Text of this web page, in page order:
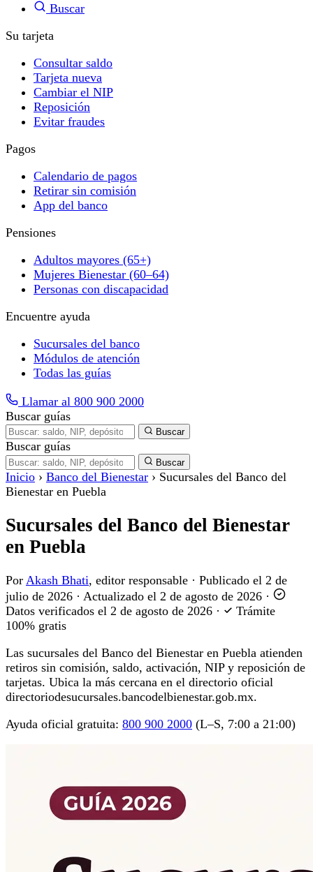
Buscar
Su tarjeta
Consultar saldo
Tarjeta nueva
Cambiar el NIP
Reposición
Evitar fraudes
Pagos
Calendario de pagos
Retirar sin comisión
App del banco
Pensiones
Adultos mayores (65+)
Mujeres Bienestar (60–64)
Personas con discapacidad
Encuentre ayuda
Sucursales del banco
Módulos de atención
Todas las guías
Llamar al 800 900 2000
Buscar guías
Buscar
Buscar guías
Buscar
Inicio › Banco del Bienestar › Sucursales del Banco del
Bienestar en Puebla
Sucursales del Banco del Bienestar
en Puebla
Por Akash Bhati, editor responsable · Publicado el 2 de
julio de 2026 · Actualizado el 2 de agosto de 2026 ·
Datos verificados el 2 de agosto de 2026 ·
Trámite
100% gratis
Las sucursales del Banco del Bienestar en Puebla atienden
retiros sin comisión, saldo, activación, NIP y reposición de
tarjetas. Ubica la más cercana en el directorio oficial
directoriodesucursales.bancodelbienestar.gob.mx.
Ayuda oficial gratuita: 800 900 2000 (L–S, 7:00 a 21:00)